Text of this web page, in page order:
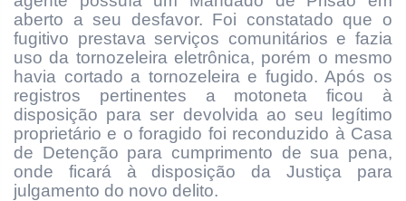
aberto a seu desfavor. Foi constatado que o
fugitivo prestava serviços comunitários e fazia
uso da tornozeleira eletrônica, porém o mesmo
havia cortado a tornozeleira e fugido. Após os
registros pertinentes a motoneta ficou à
disposição para ser devolvida ao seu legítimo
proprietário e o foragido foi reconduzido à Casa
de Detenção para cumprimento de sua pena,
onde ficará à disposição da Justiça para
julgamento do novo delito.